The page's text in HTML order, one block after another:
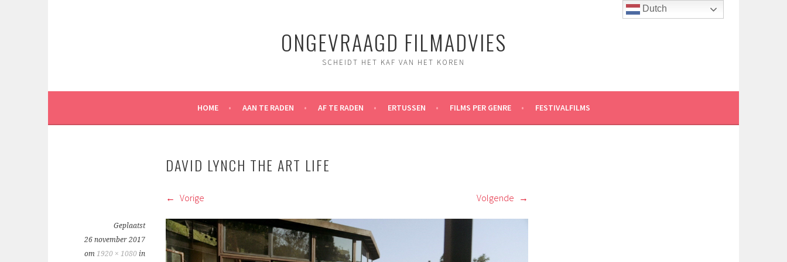
ONGEVRAAGD FILMADVIES
SCHEIDT HET KAF VAN HET KOREN
HOME AAN TE RADEN AF TE RADEN ERTUSSEN FILMS PER GENRE FESTIVALFILMS
DAVID LYNCH THE ART LIFE
Vorige Volgende
Geplaatst
26 november 2017
om 1920 × 1080 in
Dutch